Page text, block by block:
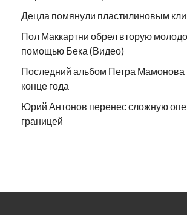
Децла помянули пластилиновым
Пол Маккартни обрел вторую
помощью Бека (Видео)
Последний альбом Петра Мамонова
конце года
Юрий Антонов перенес сложную
границей